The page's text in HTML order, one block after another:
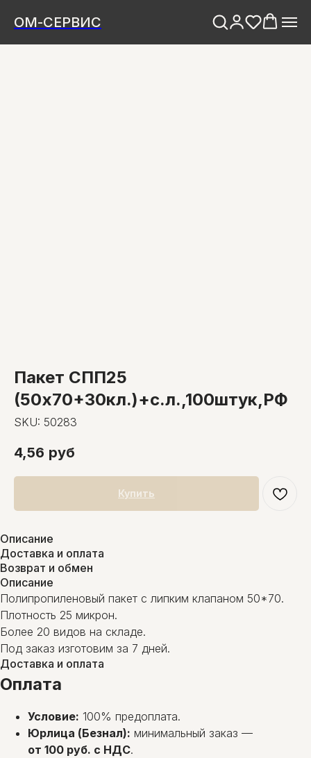
ОМ-СЕРВИС
Пакет СПП25
(50х70+30кл.)+с.л.,100штук,РФ
SKU: 50283
4,56 руб
Купить
Описание
Доставка и оплата
Возврат и обмен
Описание
Полипропиленовый пакет с липким клапаном 50*70.
Плотность 25 микрон.
Более 20 видов на складе.
Под заказ изготовим за 7 дней.
Доставка и оплата
Оплата
Условие: 100% предоплата.
Юрлица (Безнал): минимальный заказ —
от 100 руб. с НДС.